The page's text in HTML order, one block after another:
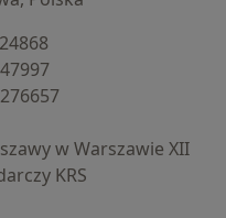
w Warszawie XII
KRS